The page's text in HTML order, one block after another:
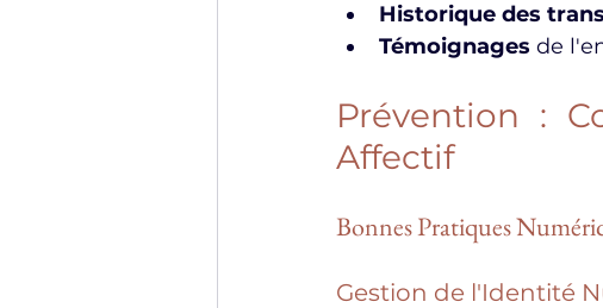
Historique des
Témoignages de
Prévention :
Affectif
Bonnes Pratiques
Gestion de l'Identité